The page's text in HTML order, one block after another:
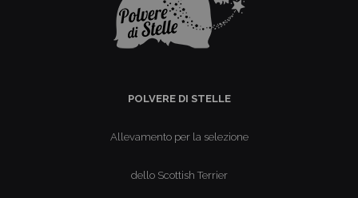
POLVERE DI STELLE
Allevamento per la selezione
dello Scottish Terrier